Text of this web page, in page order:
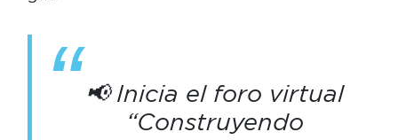
📢 Inicia el foro virtual
“Construyendo